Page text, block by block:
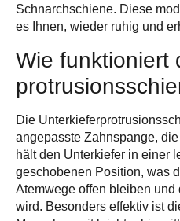
Schnarchschiene. Diese
es Ihnen, wieder ruhig und
Wie
Die
angepasste Zahnspange,
hält den Unterkiefer in einer
geschobenen Position, was
Atemwege offen bleiben und
wird. Besonders effektiv ist